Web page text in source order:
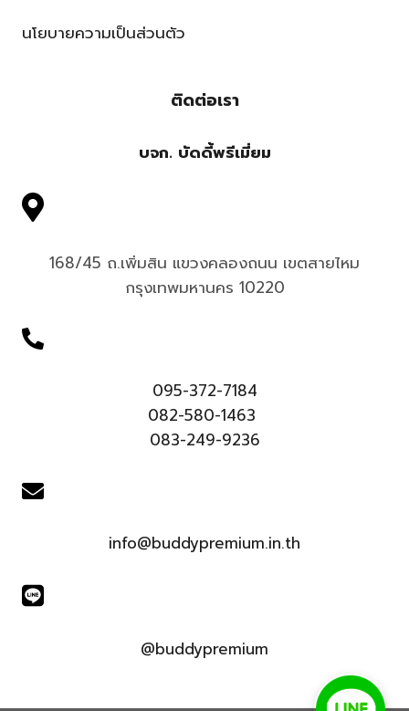
นโยบายความเป็นส่วนตัว
ติดต่อเรา
บจก. บัดดี้พรีเมี่ยม
168/45 ถ.เพิ่มสิน แขวงคลองถนน เขตสายไหม
กรุงเทพมหานคร 10220
095-372-7184
082-580-1463
083-249-9236
info@buddypremium.in.th
@buddypremium